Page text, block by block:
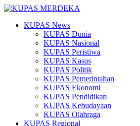
KUPAS News
KUPAS Dunia
KUPAS Nasional
KUPAS Peristiwa
KUPAS Kasus
KUPAS Politik
KUPAS Pemerintahan
KUPAS Ekonomi
KUPAS Pendidikan
KUPAS Kebudayaan
KUPAS Olahraga
KUPAS Regional